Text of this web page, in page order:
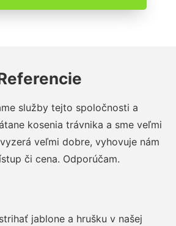
služby tejto spoločnosti a
kosenia trávnika a sme veľmi
veľmi dobre, vyhovuje nám
či cena. Odporúčam.
jablone a hrušku v našej